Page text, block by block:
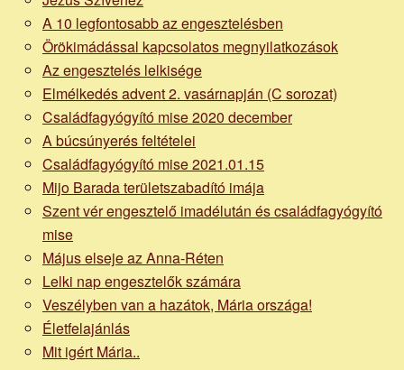
A 10 legfontosabb az engesztelésben
Örökimádással kapcsolatos megnyilatkozások
Az engesztelés lelkisége
Elmélkedés advent 2. vasárnapján (C sorozat)
Családfagyógyító mise 2020 december
A búcsúnyerés feltételei
Családfagyógyító mise 2021.01.15
Mijo Barada területszabadító imája
Szent vér engesztelő imadélután és családfagyógyító
mise
Május elseje az Anna-Réten
Lelki nap engesztelők számára
Veszélyben van a hazátok, Mária országa!
Életfelajánlás
Mit igért Mária..